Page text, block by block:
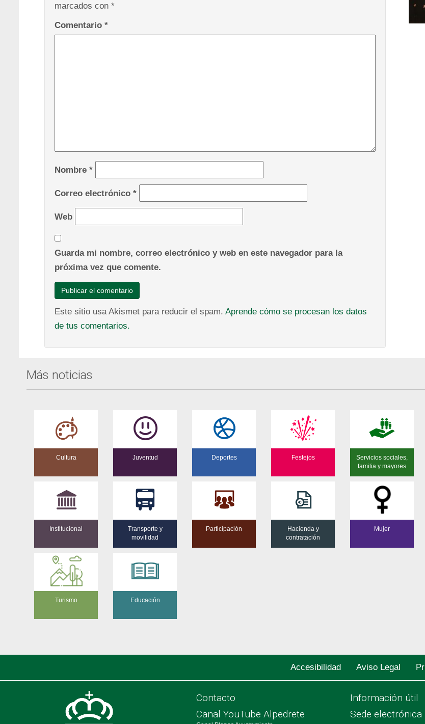
marcados con *
Comentario *
Nombre *
Correo electrónico *
Web
Guarda mi nombre, correo electrónico y web en este navegador para la
próxima vez que comente.
Este sitio usa Akismet para reducir el spam. Aprende cómo se procesan los datos
de tus comentarios.
Más noticias
Cultura Juventud Deportes Festejos
Servicios sociales,
familia y mayores
Institucional
Transporte y
movilidad
Participación
Hacienda y
contratación
Mujer
Turismo Educación
Accesibilidad Aviso Legal
Contacto
Canal YouTube Alpedrete
Información útil
Sede electrónica